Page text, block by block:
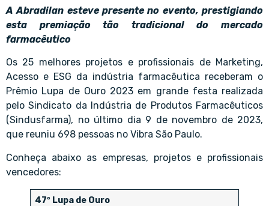
A Abradilan esteve presente no evento, prestigiando
esta premiação tão tradicional do mercado
farmacêutico
Os 25 melhores projetos e profissionais de Marketing,
Acesso e ESG da indústria farmacêutica receberam o
Prêmio Lupa de Ouro 2023 em grande festa realizada
pelo Sindicato da Indústria de Produtos Farmacêuticos
(Sindusfarma), no último dia 9 de novembro de 2023,
que reuniu 698 pessoas no Vibra São Paulo.
Conheça abaixo as empresas, projetos e profissionais
vencedores:
47º Lupa de Ouro